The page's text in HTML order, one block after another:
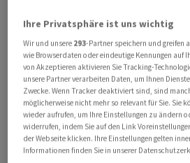
Der Nettogewinn schoss ‌um fast
Milliarden Dollar ​nach oben, wie
Mittwoch mitteilte. Die Erträge
Ihre Privatsphäre ist uns wichtig
Wir und unsere 293-Partner speichern und greifen
wie Browserdaten oder eindeutige Kennungen auf
von Akzeptieren aktivieren Sie Tracking-
unsere Partner verarbeiten Daten, um Ihnen
Zwecke. Wenn Tracker deaktiviert sind, sind
möglicherweise nicht mehr so relevant für Sie. Sie
wieder aufrufen, um Ihre Einstellungen zu ändern
widerrufen, indem Sie auf den Link
der Webseite klicken. Ihre Einstellungen gelten
Informationen finden Sie in unserer